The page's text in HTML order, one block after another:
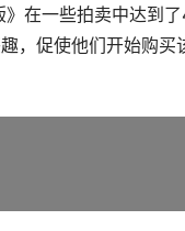
在一些拍卖中达到
，促使他们开始购买